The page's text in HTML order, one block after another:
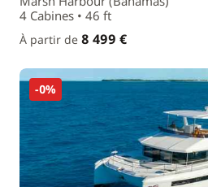
4 Cabines • 46 ft
À partir de 8 499 €
-0%